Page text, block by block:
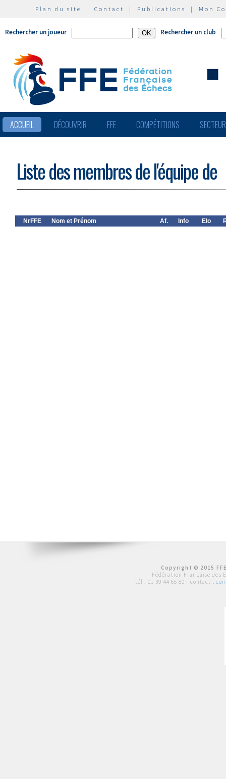
Plan du site | Contact | Publications | Mon
Rechercher un joueur Rechercher un club
ACCUEIL DÉCOUVRIR FFE COMPÉTITIONS
Liste des membres de l'équipe de
NrFFE Nom et Prénom Af. Info Elo
Copyright © 2015
Fédération Française des
tél : 01 39 44 65 80 | contact :